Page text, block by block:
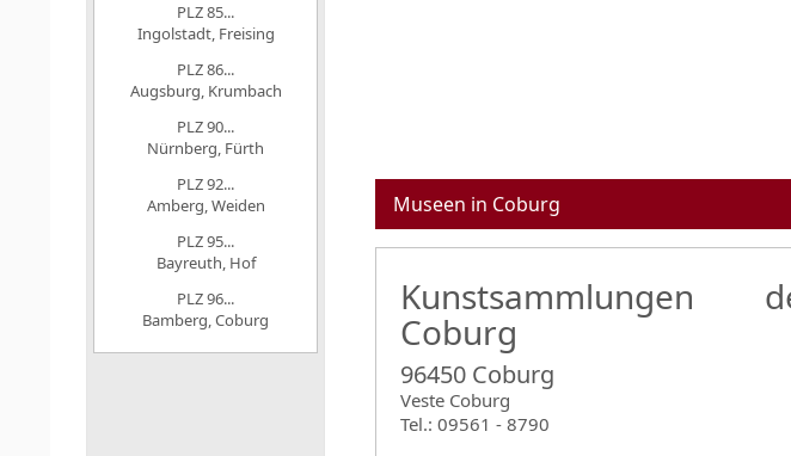
Museen in Coburg
Kunstsammlungen
Coburg
96450 Coburg
Veste Coburg
Tel.: 09561 - 8790
PLZ 85...
Ingolstadt, Freising
PLZ 86...
Augsburg, Krumbach
PLZ 90...
Nürnberg, Fürth
PLZ 92...
Amberg, Weiden
PLZ 95...
Bayreuth, Hof
PLZ 96...
Bamberg, Coburg